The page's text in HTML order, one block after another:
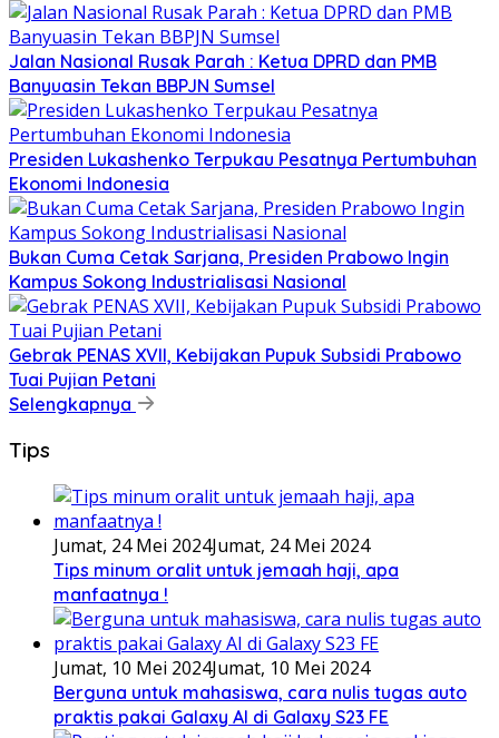
Jalan Nasional Rusak Parah : Ketua DPRD dan PMB
Banyuasin Tekan BBPJN Sumsel
Presiden Lukashenko Terpukau Pesatnya Pertumbuhan
Ekonomi Indonesia
Bukan Cuma Cetak Sarjana, Presiden Prabowo Ingin
Kampus Sokong Industrialisasi Nasional
Gebrak PENAS XVII, Kebijakan Pupuk Subsidi Prabowo
Tuai Pujian Petani
Selengkapnya
Tips
Jumat, 24 Mei 2024Jumat, 24 Mei 2024
Tips minum oralit untuk jemaah haji, apa
manfaatnya !
Jumat, 10 Mei 2024Jumat, 10 Mei 2024
Berguna untuk mahasiswa, cara nulis tugas auto
praktis pakai Galaxy AI di Galaxy S23 FE